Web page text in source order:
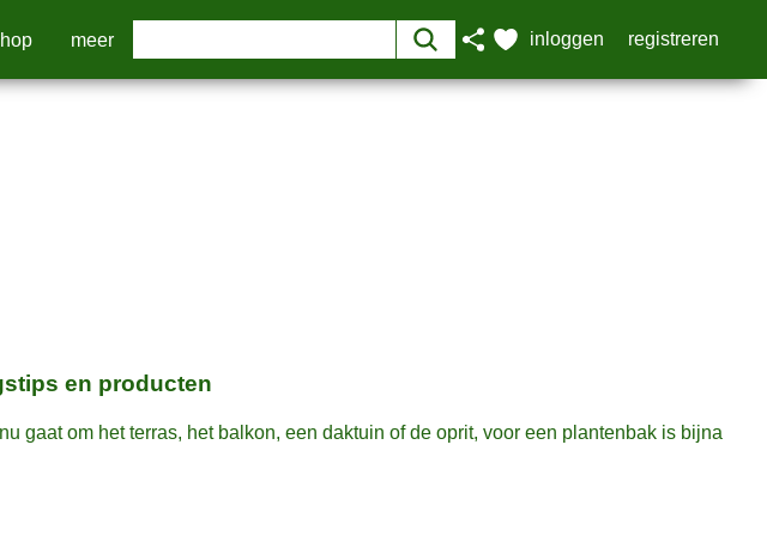
meer
en producten
gaat om het terras, het balkon, een daktuin of de oprit, voor een plantenbak is bijna